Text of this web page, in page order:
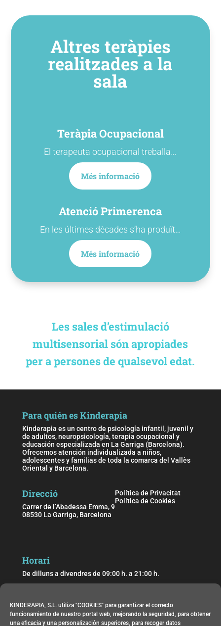
KINDERAPIA, S.L. utiliza "COOKIES" para garantizar el correcto
funcionamiento de nuestro portal web, mejorando la seguridad, para obtener
una eficacia y una personalización superiores, para recoger datos
Altres teràpies
realitzades a la
sala
Teràpia Ocupacional
El terapeuta ocupacional treballa…
Més informació
Atenció Primerenca
En les últimes dècades s’ha produït…
Més informació
Les sales d’estimulació
multisensorial són apropiades
per a persones de qualsevol edat.
Para quién es Kinderapia
Kinderapia es un centro de psicología infantil, juvenil y
de adultos, neuropsicología, terapia ocupacional y
educación especializada en La Garriga (Barcelona).
Ofrecemos atención individualizada a niños,
adolescentes y familias de toda la comarca del Vallès
Oriental y Barcelona.
Direcció
Carrer de l’Abadessa Emma, 9
08530 La Garriga, Barcelona
Política de Privacitat
Política de Cookies
Horari
De dilluns a divendres de 09:00 h. a 21:00 h.
Contacta